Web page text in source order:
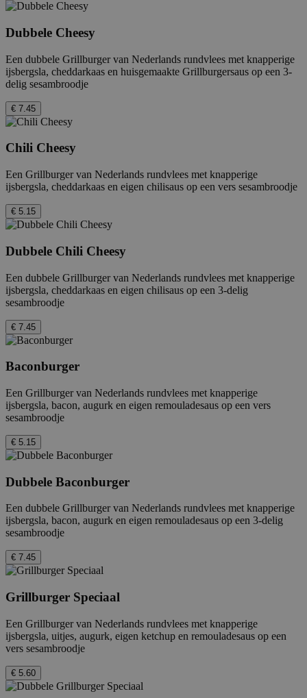
Dubbele Cheesy
Een dubbele Grillburger van Nederlands rundvlees met knapperige
ijsbergsla, cheddarkaas en huisgemaakte Grillburgersaus op een 3-
delig sesambroodje
€ 7.45
Chili Cheesy
Een Grillburger van Nederlands rundvlees met knapperige
ijsbergsla, cheddarkaas en eigen chilisaus op een vers sesambroodje
€ 5.15
Dubbele Chili Cheesy
Een dubbele Grillburger van Nederlands rundvlees met knapperige
ijsbergsla, cheddarkaas en eigen chilisaus op een 3-delig
sesambroodje
€ 7.45
Baconburger
Een Grillburger van Nederlands rundvlees met knapperige
ijsbergsla, bacon, augurk en eigen remouladesaus op een vers
sesambroodje
€ 5.15
Dubbele Baconburger
Een dubbele Grillburger van Nederlands rundvlees met knapperige
ijsbergsla, bacon, augurk en eigen remouladesaus op een 3-delig
sesambroodje
€ 7.45
Grillburger Speciaal
Een Grillburger van Nederlands rundvlees met knapperige
ijsbergsla, uitjes, augurk, eigen ketchup en remouladesaus op een
vers sesambroodje
€ 5.60